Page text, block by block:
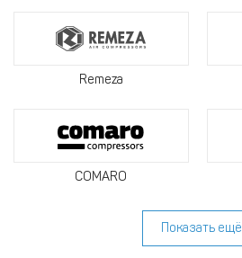
Remeza
COMARO
Показать ещё